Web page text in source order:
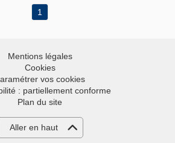
1
Mentions légales
Cookies
vos cookies
: partiellement conforme
Plan du site
Aller en haut